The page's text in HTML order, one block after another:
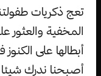
تعج ذكريات
المخفية والعثور
أبطالها على الكنوز
أصبحنا ندرك